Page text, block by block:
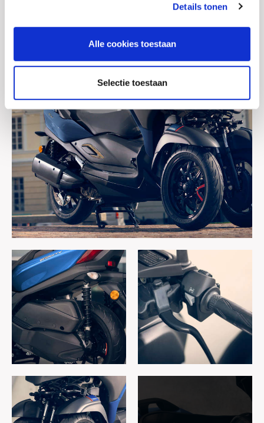
Details tonen
Alle cookies toestaan
Selectie toestaan